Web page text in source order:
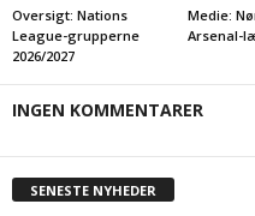
Oversigt: Nations
League-grupperne
2026/2027
Medie:
Arsenal-
INGEN KOMMENTARER
SENESTE NYHEDER